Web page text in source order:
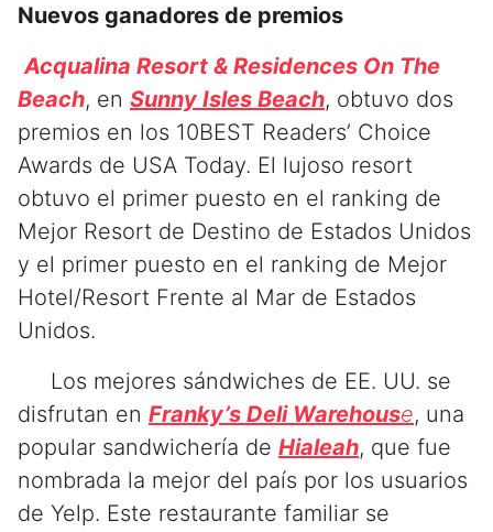
Nuevos ganadores de premios
Acqualina Resort & Residences On The
Beach, en Sunny Isles Beach, obtuvo dos
premios en los 10BEST Readers’ Choice
Awards de USA Today. El lujoso resort
obtuvo el primer puesto en el ranking de
Mejor Resort de Destino de Estados Unidos
y el primer puesto en el ranking de Mejor
Hotel/Resort Frente al Mar de Estados
Unidos.
Los mejores sándwiches de EE. UU. se
disfrutan en Franky’s Deli Warehouse, una
popular sandwichería de Hialeah, que fue
nombrada la mejor del país por los usuarios
de Yelp. Este restaurante familiar se